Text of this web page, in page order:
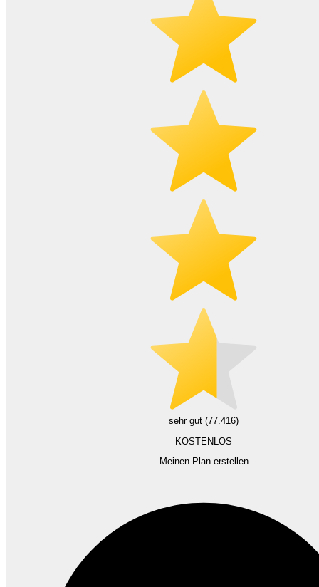
sehr gut (77.416)
KOSTENLOS
Meinen Plan erstellen